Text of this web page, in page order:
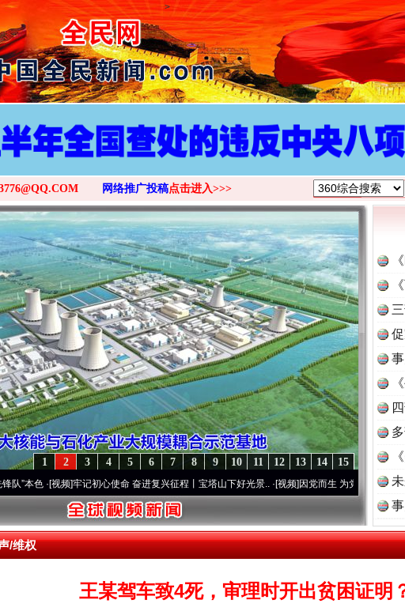
>
网络推广投稿点击进入>>>
15
14
13
12
11
10
9
8
7
6
5
4
3
2
1
视频]牢记初心使命 奋进复兴征程丨宝塔山下好光景..·[视频]因党而生 为党而战——百年“纪”事⑧
读
/维权
王某驾车致4死，审理时开出贫困证明